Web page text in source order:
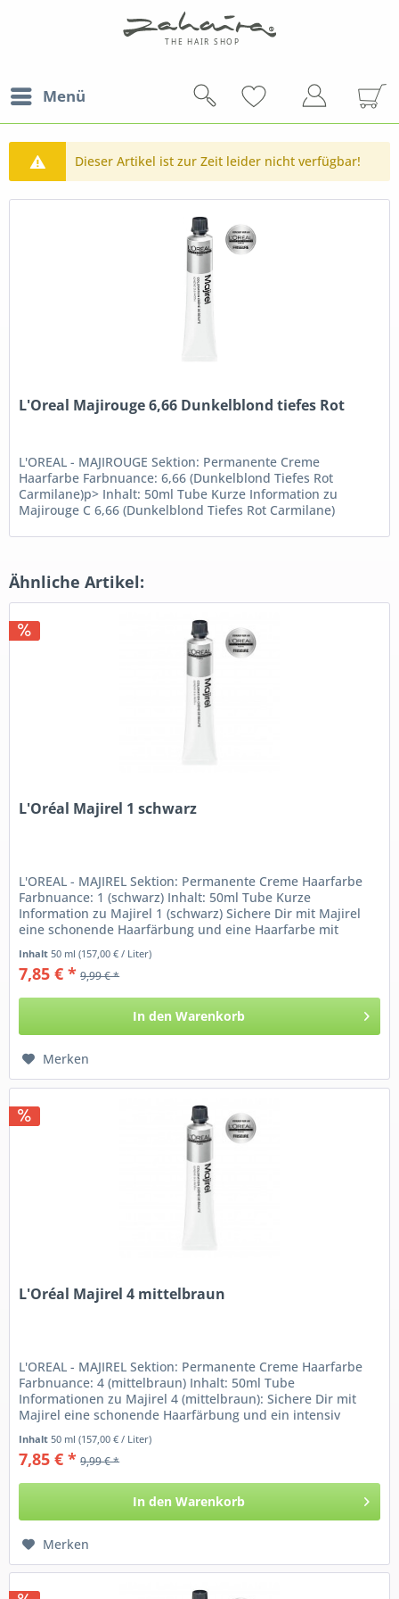
Menü
Dieser Artikel ist zur Zeit leider nicht verfügbar!
L'Oreal Majirouge 6,66 Dunkelblond tiefes Rot
L'OREAL - MAJIROUGE Sektion: Permanente Creme
Haarfarbe Farbnuance: 6,66 (Dunkelblond Tiefes Rot
Carmilane)p> Inhalt: 50ml Tube Kurze Information zu
Majirouge C 6,66 (Dunkelblond Tiefes Rot Carmilane)
Ähnliche Artikel:
L'Oréal Majirel 1 schwarz
L'OREAL - MAJIREL Sektion: Permanente Creme Haarfarbe
Farbnuance: 1 (schwarz) Inhalt: 50ml Tube Kurze
Information zu Majirel 1 (schwarz) Sichere Dir mit Majirel
eine schonende Haarfärbung und eine Haarfarbe mit
Inhalt 50 ml(157,00 € / Liter)
7,85 € * 9,99 € *
In den Warenkorb
Merken
L'Oréal Majirel 4 mittelbraun
L'OREAL - MAJIREL Sektion: Permanente Creme Haarfarbe
Farbnuance: 4 (mittelbraun) Inhalt: 50ml Tube
Informationen zu Majirel 4 (mittelbraun): Sichere Dir mit
Majirel eine schonende Haarfärbung und ein intensiv
Inhalt 50 ml(157,00 € / Liter)
7,85 € * 9,99 € *
In den Warenkorb
Merken